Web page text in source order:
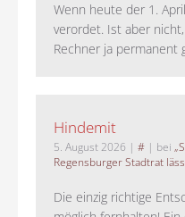
Wenn heute der 1.
verordet. Ist aber
Rechner ja permanent
Hindemit
5. August 2026 | # | bei
Regensburger Stadtrat
Die einzig richtige